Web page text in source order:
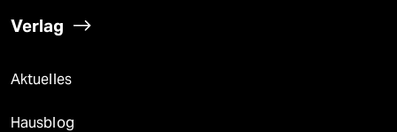
Verlag
Aktuelles
Hausblog